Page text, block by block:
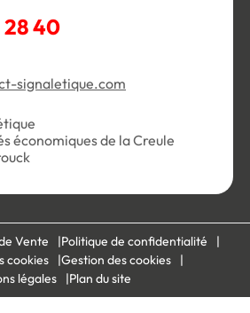
40
signaletique.com
économiques de la Creule
Vente
Politique de confidentialité
cookies
Gestion des cookies
légales
Plan du site